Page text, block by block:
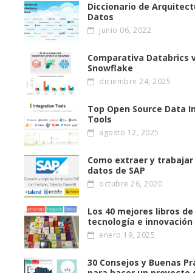
Diccionario de
Datos
junio 06, 2022
Comparativa Databrics
Snowflake
diciembre 24, 2025
Top Open Source Data
Tools
agosto 12, 2025
Como extraer y trabajar
datos de SAP
octubre 26, 2020
Los 40 mejores libros
tecnología e innovación
enero 19, 2025
30 Consejos y Buenas